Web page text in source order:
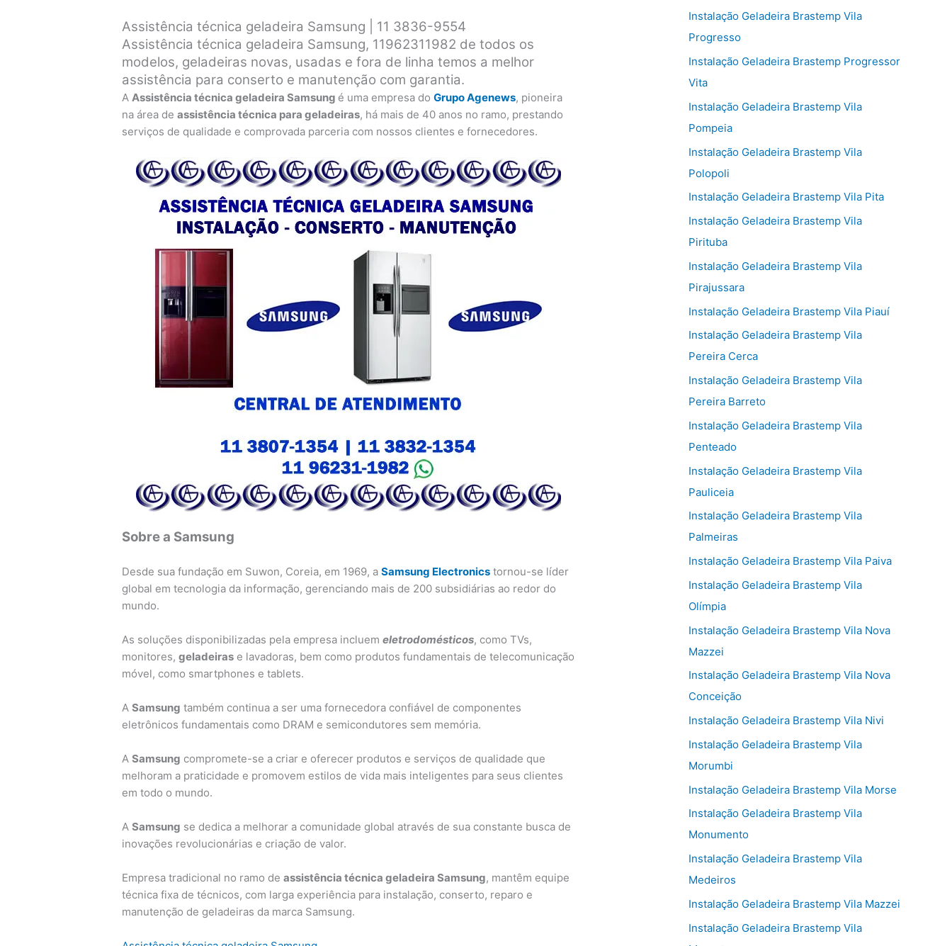
Assistência técnica geladeira Samsung | 11 3836-9554
Assistência técnica geladeira Samsung, 11962311982 de todos os
modelos, geladeiras novas, usadas e fora de linha temos a melhor
assistência para conserto e manutenção com garantia.
AAssistência técnica geladeira Samsung é uma empresa doGrupo Agenews, pioneira
na área deassistência técnica para geladeiras, há mais de 40 anos no ramo, prestando
serviços de qualidade e comprovada parceria com nossos clientes e fornecedores.
Sobre a Samsung
Desde sua fundação em Suwon, Coreia, em 1969, aSamsung Electronics tornou-se líder
global em tecnologia da informação, gerenciando mais de 200 subsidiárias ao redor do
mundo.
As soluções disponibilizadas pela empresa incluemeletrodomésticos, como TVs,
monitores,geladeiras e lavadoras, bem como produtos fundamentais de telecomunicação
móvel, como smartphones e tablets.
ASamsung também continua a ser uma fornecedora confiável de componentes
eletrônicos fundamentais como DRAM e semicondutores sem memória.
ASamsung compromete-se a criar e oferecer produtos e serviços de qualidade que
melhoram a praticidade e promovem estilos de vida mais inteligentes para seus clientes
em todo o mundo.
ASamsung se dedica a melhorar a comunidade global através de sua constante busca de
inovações revolucionárias e criação de valor.
Empresa tradicional no ramo deassistência técnica geladeira Samsung, mantêm equipe
técnica fixa de técnicos, com larga experiência para instalação, conserto, reparo e
manutenção de geladeiras da marca Samsung.
Instalação Geladeira Brastemp Vila
Progresso
Instalação Geladeira Brastemp Progressor
Vita
Instalação Geladeira Brastemp Vila
Pompeia
Instalação Geladeira Brastemp Vila
Polopoli
Instalação Geladeira Brastemp Vila Pita
Instalação Geladeira Brastemp Vila
Pirituba
Instalação Geladeira Brastemp Vila
Pirajussara
Instalação Geladeira Brastemp Vila Piauí
Instalação Geladeira Brastemp Vila
Pereira Cerca
Instalação Geladeira Brastemp Vila
Pereira Barreto
Instalação Geladeira Brastemp Vila
Penteado
Instalação Geladeira Brastemp Vila
Pauliceia
Instalação Geladeira Brastemp Vila
Palmeiras
Instalação Geladeira Brastemp Vila Paiva
Instalação Geladeira Brastemp Vila
Olímpia
Instalação Geladeira Brastemp Vila Nova
Mazzei
Instalação Geladeira Brastemp Vila Nova
Conceição
Instalação Geladeira Brastemp Vila Nivi
Instalação Geladeira Brastemp Vila
Morumbi
Instalação Geladeira Brastemp Vila Morse
Instalação Geladeira Brastemp Vila
Monumento
Instalação Geladeira Brastemp Vila
Medeiros
Instalação Geladeira Brastemp Vila Mazzei
Instalação Geladeira Brastemp Vila